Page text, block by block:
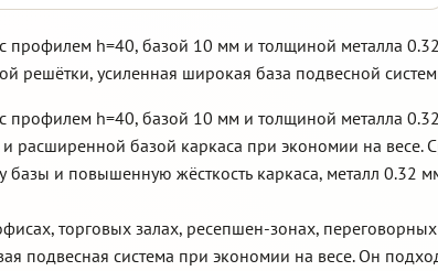
профилем h=40, базой 10 мм и толщиной металла
решётки, усиленная широкая база подвесной
профилем h=40, базой 10 мм и толщиной металла
расширенной базой каркаса при экономии на
и повышенную жёсткость каркаса, металл 0.32
торговых залах, ресепшен-зонах,
подвесная система при экономии на весе. Он